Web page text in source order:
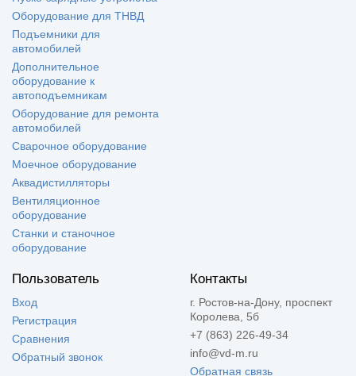
Оборудование для ТНВД
Подъемники для
автомобилей
Дополнительное
оборудование к
автоподъемникам
Оборудование для ремонта
автомобилей
Сварочное оборудование
Моечное оборудование
Аквадистилляторы
Вентиляционное
оборудование
Станки и станочное
оборудование
Пользователь
Вход
Регистрация
Сравнения
Обратный звонок
Контакты
г. Ростов-на-Дону, проспект
Королева, 5б
+7 (863) 226-49-34
info@vd-m.ru
Обратная связь